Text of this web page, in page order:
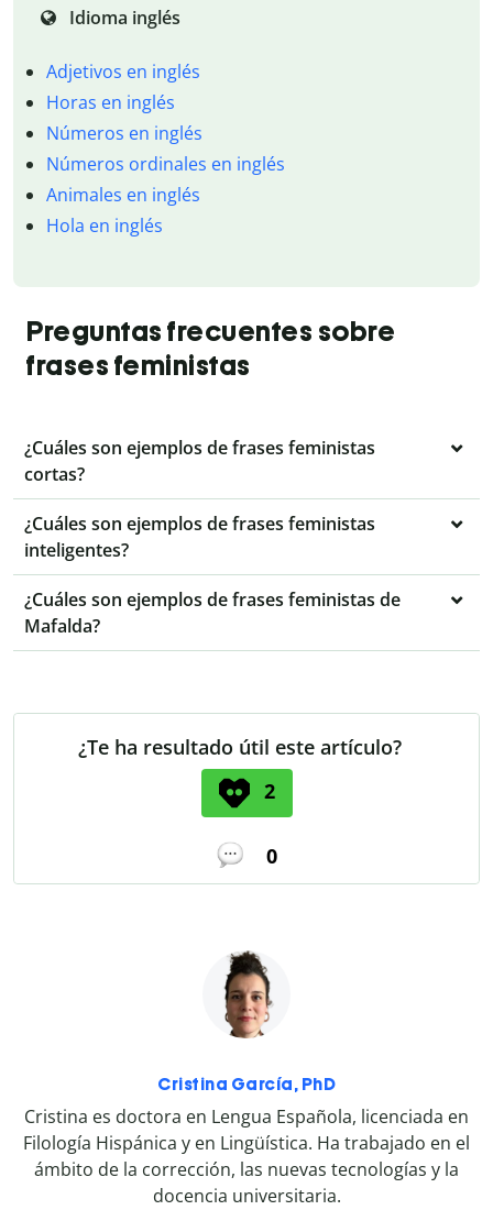
Idioma inglés
Adjetivos en inglés
Horas en inglés
Números en inglés
Números ordinales en inglés
Animales en inglés
Hola en inglés
Preguntas frecuentes sobre
frases feministas
¿Cuáles son ejemplos de frases feministas
cortas?
¿Cuáles son ejemplos de frases feministas
inteligentes?
¿Cuáles son ejemplos de frases feministas de
Mafalda?
¿Te ha resultado útil este artículo?
2
0
Cristina García, PhD
Cristina es doctora en Lengua Española, licenciada en
Filología Hispánica y en Lingüística. Ha trabajado en el
ámbito de la corrección, las nuevas tecnologías y la
docencia universitaria.